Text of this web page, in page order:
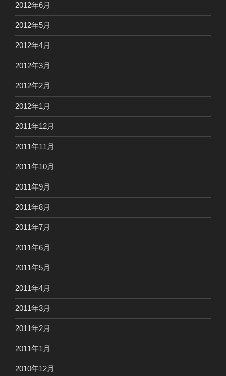
2012年6月
2012年5月
2012年4月
2012年3月
2012年2月
2012年1月
2011年12月
2011年11月
2011年10月
2011年9月
2011年8月
2011年7月
2011年6月
2011年5月
2011年4月
2011年3月
2011年2月
2011年1月
2010年12月